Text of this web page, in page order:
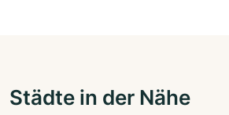
Städte in der Nähe